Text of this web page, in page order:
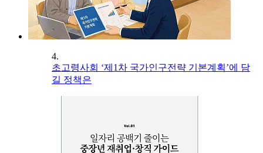
4.
초고령사회 ‘제1차 국가인구전략 기본계획’에 담
길 정책은